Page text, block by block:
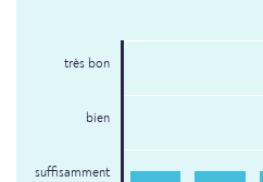
très bon
bien
suffisamment